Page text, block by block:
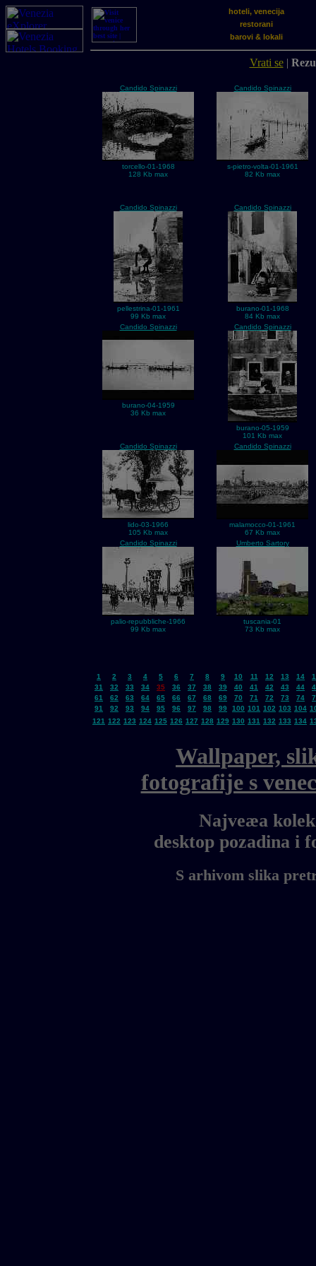
hoteli, venecija
restorani
barovi & lokali
Vrati se|
Candido Spinazzi
torcello-01-1968
128 Kb max
Candido Spinazzi
s-pietro-volta-01-1961
82 Kb max
Candido Spinazzi
pellestrina-01-1961
99 Kb max
Candido Spinazzi
burano-01-1968
84 Kb max
Candido Spinazzi
burano-04-1959
36 Kb max
Candido Spinazzi
burano-05-1959
101 Kb max
Candido Spinazzi
lido-03-1966
105 Kb max
Candido Spinazzi
malamocco-01-1961
67 Kb max
Candido Spinazzi
palio-repubbliche-1966
99 Kb max
Umberto Sartory
tuscania-01
73 Kb max
1 2 3 4 5 6 7 8 9 10 11 12 13 14
31
32 33 34 35 36 37 38 39 40 41 42 43 44
61
62 63 64 65 66 67 68 69 70 71 72 73 74
91
92 93 94 95 96 97 98 99 100 101 102 103 104
121 122 123 124 125 126 127 128 129 130 131 132 133 134
Wallpaper,
fotografije s
Najveæa
desktop pozadina i
S arhivom slika